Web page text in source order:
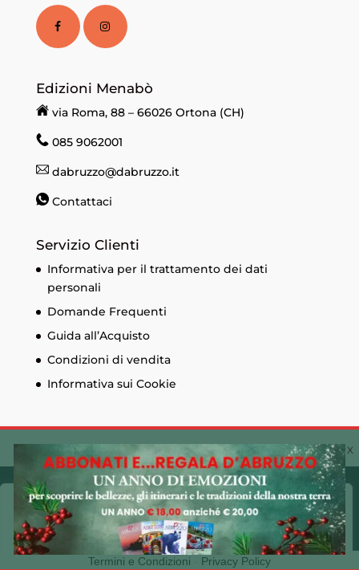
Cookie Policy 🍪
Utilizziamo i cookie sul nostro sito Web per offrirti
l'esperienza più pertinente ricordando le tue preferenze
Edizioni Menabò
via Roma, 88 – 66026 Ortona (CH)
085 9062001
dabruzzo@dabruzzo.it
Contattaci
Servizio Clienti
Informativa per il trattamento dei dati
personali
Domande Frequenti
Guida all’Acquisto
Condizioni di vendita
Informativa sui Cookie
© Edizioni Menabò. Iscrizione al registro delle
imprese di Chieti n. 93573 - Capitale sociale
30.600,00 € - P.I. 01525690697 Made by
CLAC!
Termini e Condizioni Privacy Policy